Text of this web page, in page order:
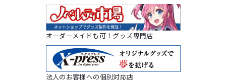
オーダーメイドも可！グッズ専門店
法人のお客様への個別対応店